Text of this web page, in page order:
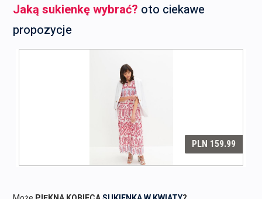
Jaką sukienkę wybrać? oto ciekawe
propozycje